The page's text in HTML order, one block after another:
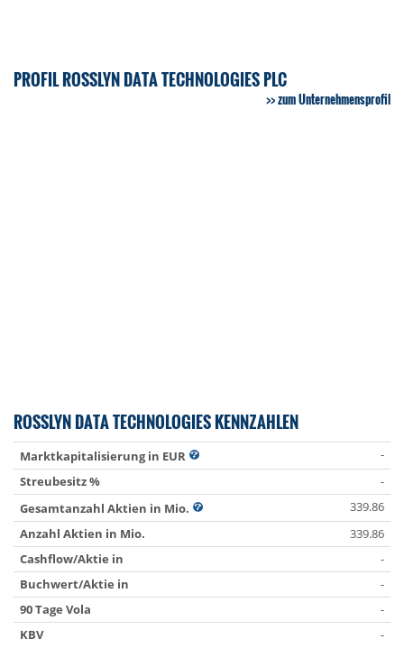
PROFIL ROSSLYN DATA TECHNOLOGIES PLC
zum Unternehmensprofil
ROSSLYN DATA TECHNOLOGIES KENNZAHLEN
Marktkapitalisierung in EUR
-
Streubesitz %
-
Gesamtanzahl Aktien in Mio.
339.86
Anzahl Aktien in Mio.
339.86
Cashflow/Aktie in
-
Buchwert/Aktie in
-
90 Tage Vola
-
KBV
-